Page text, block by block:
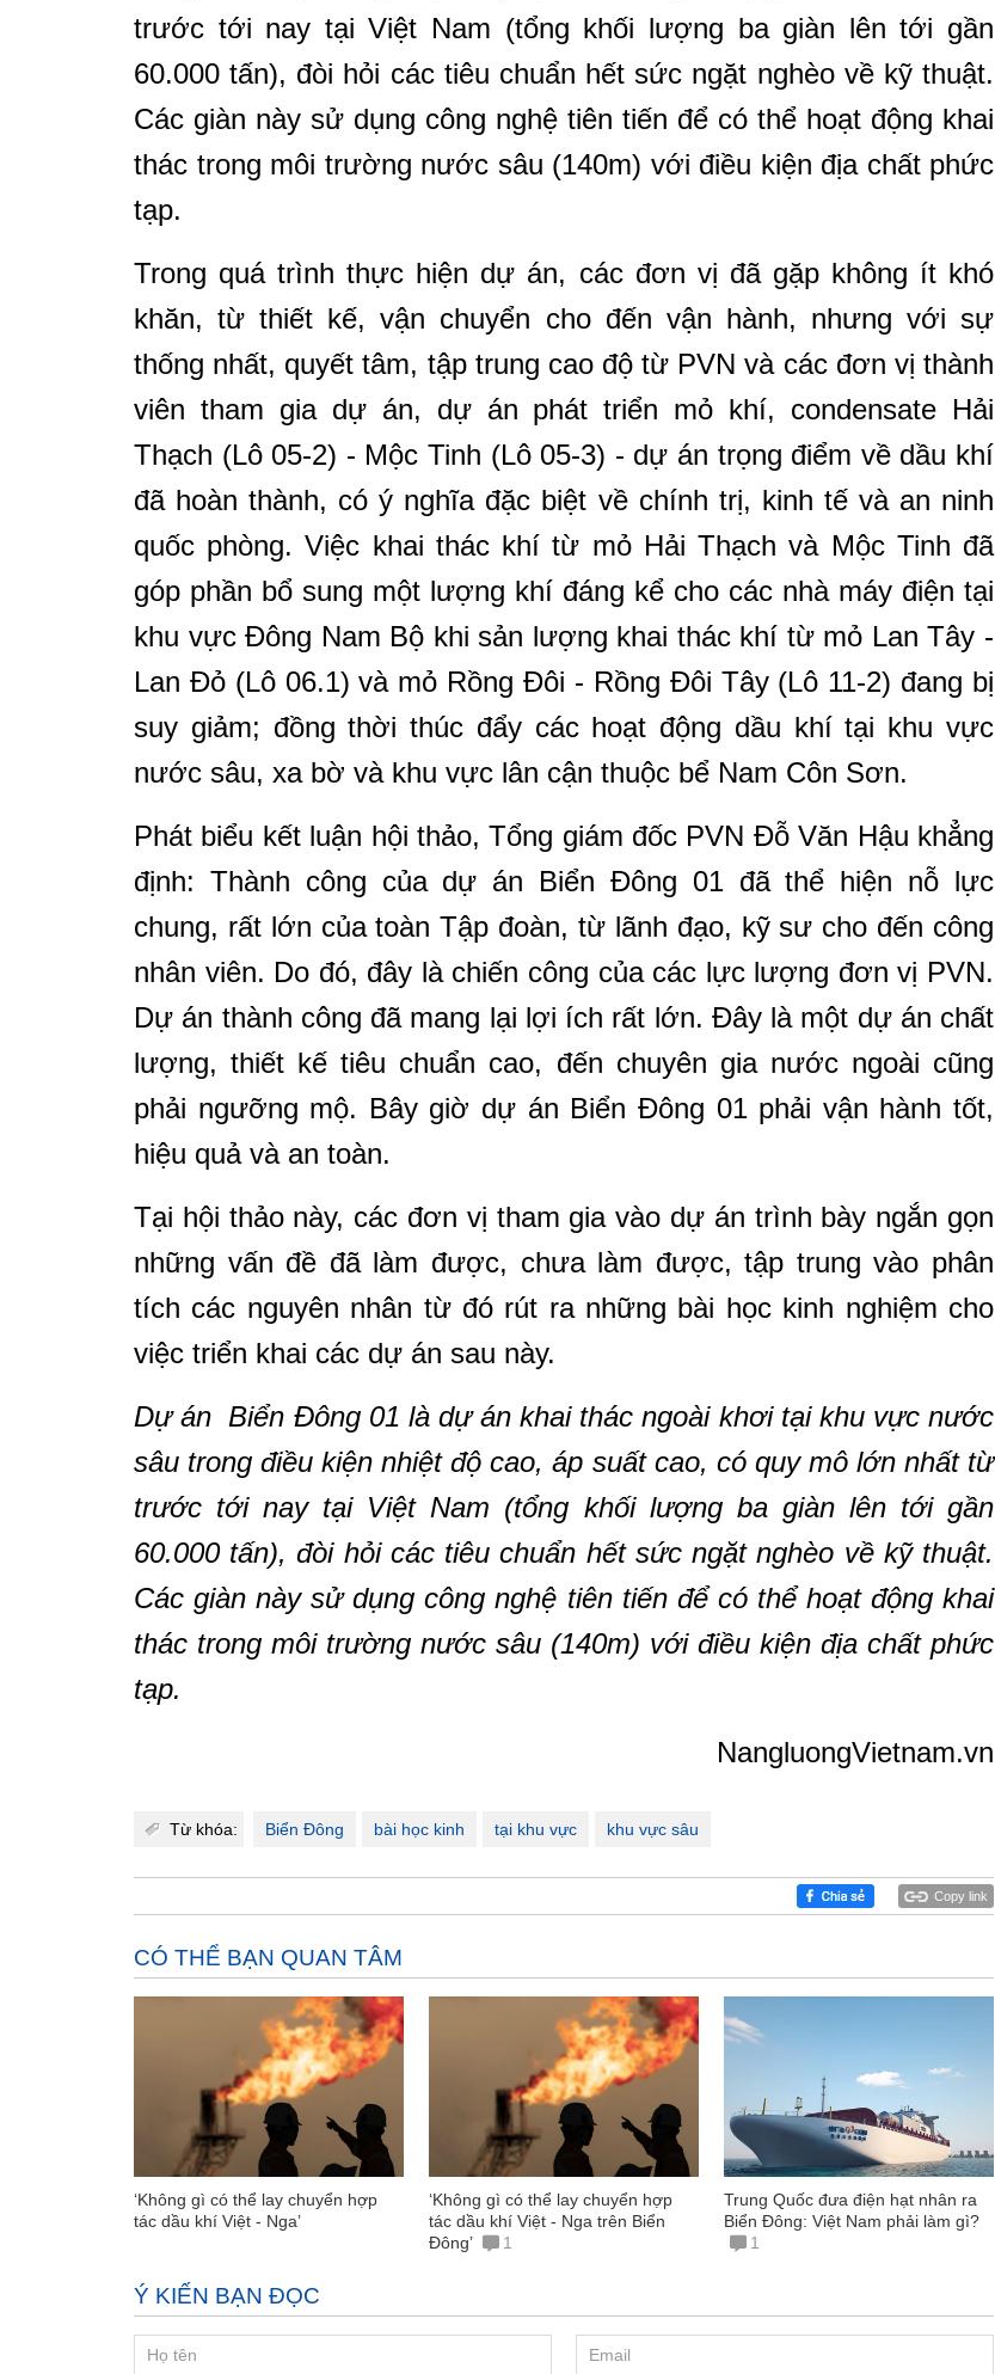
trước tới nay tại Việt Nam (tổng khối lượng ba giàn lên tới gần
60.000 tấn), đòi hỏi các tiêu chuẩn hết sức ngặt nghèo về kỹ thuật.
Các giàn này sử dụng công nghệ tiên tiến để có thể hoạt động khai
thác trong môi trường nước sâu (140m) với điều kiện địa chất phức
tạp.
Trong quá trình thực hiện dự án, các đơn vị đã gặp không ít khó
khăn, từ thiết kế, vận chuyển cho đến vận hành, nhưng với sự
thống nhất, quyết tâm, tập trung cao độ từ PVN và các đơn vị thành
viên tham gia dự án, dự án phát triển mỏ khí, condensate Hải
Thạch (Lô 05-2) - Mộc Tinh (Lô 05-3) - dự án trọng điểm về dầu khí
đã hoàn thành, có ý nghĩa đặc biệt về chính trị, kinh tế và an ninh
quốc phòng. Việc khai thác khí từ mỏ Hải Thạch và Mộc Tinh đã
góp phần bổ sung một lượng khí đáng kể cho các nhà máy điện tại
khu vực Đông Nam Bộ khi sản lượng khai thác khí từ mỏ Lan Tây -
Lan Đỏ (Lô 06.1) và mỏ Rồng Đôi - Rồng Đôi Tây (Lô 11-2) đang bị
suy giảm; đồng thời thúc đẩy các hoạt động dầu khí tại khu vực
nước sâu, xa bờ và khu vực lân cận thuộc bể Nam Côn Sơn.
Phát biểu kết luận hội thảo, Tổng giám đốc PVN Đỗ Văn Hậu khẳng
định: Thành công của dự án Biển Đông 01 đã thể hiện nỗ lực
chung, rất lớn của toàn Tập đoàn, từ lãnh đạo, kỹ sư cho đến công
nhân viên. Do đó, đây là chiến công của các lực lượng đơn vị PVN.
Dự án thành công đã mang lại lợi ích rất lớn. Đây là một dự án chất
lượng, thiết kế tiêu chuẩn cao, đến chuyên gia nước ngoài cũng
phải ngưỡng mộ. Bây giờ dự án Biển Đông 01 phải vận hành tốt,
hiệu quả và an toàn.
Tại hội thảo này, các đơn vị tham gia vào dự án trình bày ngắn gọn
những vấn đề đã làm được, chưa làm được, tập trung vào phân
tích các nguyên nhân từ đó rút ra những bài học kinh nghiệm cho
việc triển khai các dự án sau này.
Dự án Biển Đông 01 là dự án khai thác ngoài khơi tại khu vực nước
sâu trong điều kiện nhiệt độ cao, áp suất cao, có quy mô lớn nhất từ
trước tới nay tại Việt Nam (tổng khối lượng ba giàn lên tới gần
60.000 tấn), đòi hỏi các tiêu chuẩn hết sức ngặt nghèo về kỹ thuật.
Các giàn này sử dụng công nghệ tiên tiến để có thể hoạt động khai
thác trong môi trường nước sâu (140m) với điều kiện địa chất phức
tạp.
NangluongVietnam.vn
Từ khóa: Biển Đông bài học kinh tại khu vực khu vực sâu
Copy link
CÓ THỂ BẠN QUAN TÂM
‘Không gì có thể lay chuyển hợp
tác dầu khí Việt - Nga’
‘Không gì có thể lay chuyển hợp
tác dầu khí Việt - Nga trên Biển
Đông’
1
Trung Quốc đưa điện hạt nhân ra
Biển Đông: Việt Nam phải làm gì?
1
Ý KIẾN BẠN ĐỌC